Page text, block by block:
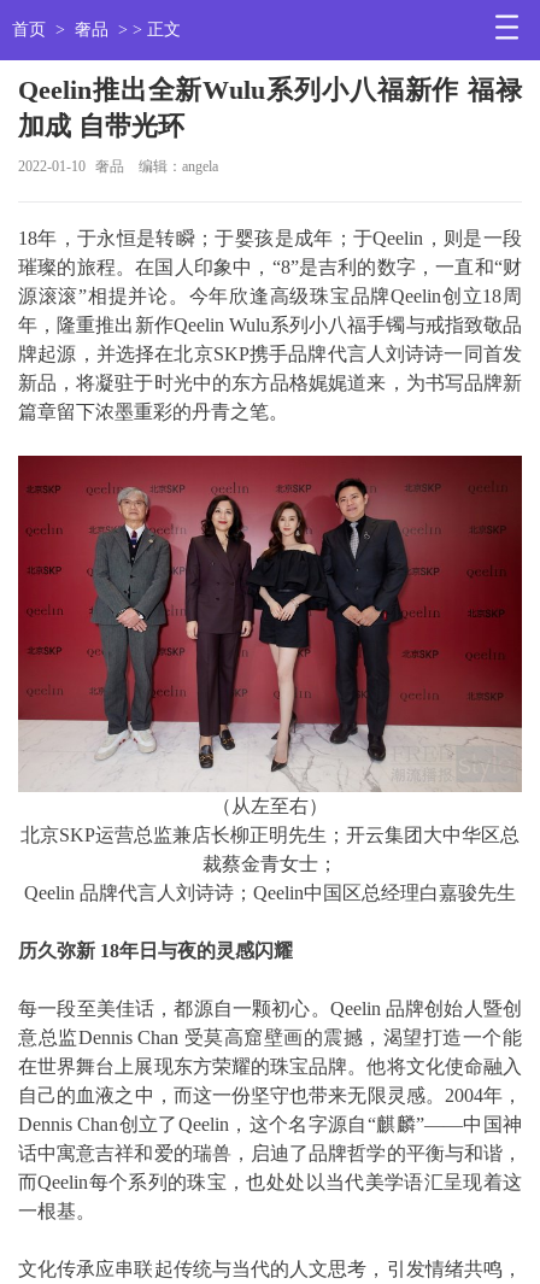
首页 > 奢品 > > 正文
Qeelin推出全新Wulu系列小八福新作 福禄
加成 自带光环
2022-01-10 奢品 编辑：angela
18年，于永恒是转瞬；于婴孩是成年；于Qeelin，则是一段
璀璨的旅程。在国人印象中，“8”是吉利的数字，一直和“财
源滚滚”相提并论。今年欣逢高级珠宝品牌Qeelin创立18周
年，隆重推出新作Qeelin Wulu系列小八福手镯与戒指致敬品
牌起源，并选择在北京SKP携手品牌代言人刘诗诗一同首发
新品，将凝驻于时光中的东方品格娓娓道来，为书写品牌新
篇章留下浓墨重彩的丹青之笔。
（从左至右）
北京SKP运营总监兼店长柳正明先生；开云集团大中华区总
裁蔡金青女士；
Qeelin 品牌代言人刘诗诗；Qeelin中国区总经理白嘉骏先生
历久弥新 18年日与夜的灵感闪耀
每一段至美佳话，都源自一颗初心。Qeelin 品牌创始人暨创
意总监Dennis Chan 受莫高窟壁画的震撼，渴望打造一个能
在世界舞台上展现东方荣耀的珠宝品牌。他将文化使命融入
自己的血液之中，而这一份坚守也带来无限灵感。2004年，
Dennis Chan创立了Qeelin，这个名字源自“麒麟”——中国神
话中寓意吉祥和爱的瑞兽，启迪了品牌哲学的平衡与和谐，
而Qeelin每个系列的珠宝，也处处以当代美学语汇呈现着这
一根基。
文化传承应串联起传统与当代的人文思考，引发情绪共鸣，